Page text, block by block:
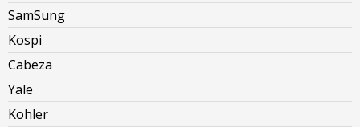
SamSung
Kospi
Cabeza
Yale
Kohler